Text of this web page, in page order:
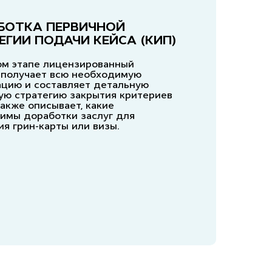
этапе лицензированный
всю необходимую
и составляет детальную
стратегию закрытия критериев
описывает, какие
доработки заслуг для
грин-карты или визы.
ПЕРВИЧНОЙ
ПОДАЧИ КЕЙСА (КИП)